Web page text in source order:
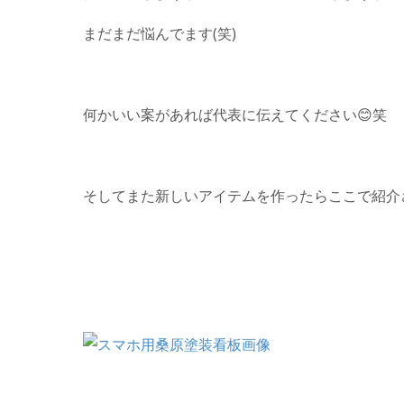
まだまだ悩んでます(笑)
何かいい案があれば代表に伝えてください😊笑
そしてまた新しいアイテムを作ったらここで紹